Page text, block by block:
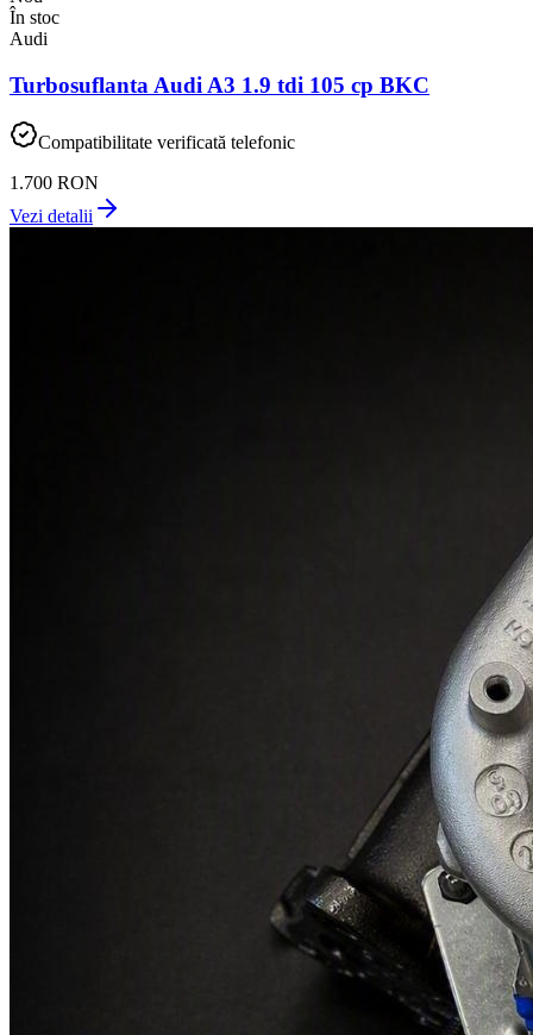
În stoc
Audi
Turbosuflanta Audi A3 1.9 tdi 105 cp BKC
Compatibilitate verificată telefonic
1.700 RON
Vezi detalii